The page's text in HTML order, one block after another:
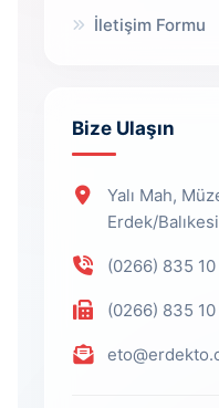
İletişim Formu
Bize Ulaşın
Yalı Mah,
Erdek/
(0266) 835
(0266) 835